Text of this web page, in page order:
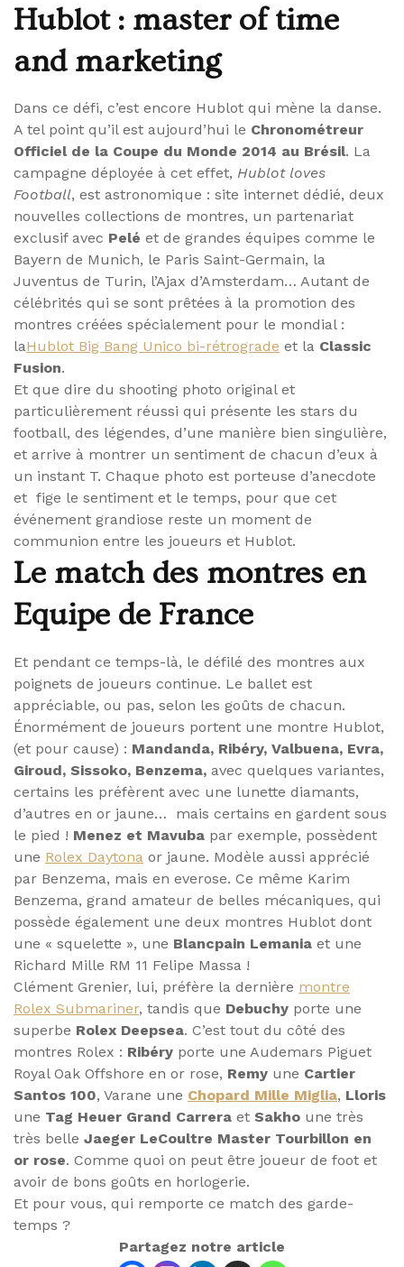
Hublot : master of time
and marketing
Dans ce défi, c’est encore Hublot qui mène la danse.
A tel point qu’il est aujourd’hui le Chronométreur
Officiel de la Coupe du Monde 2014 au Brésil. La
campagne déployée à cet effet, Hublot loves
Football, est astronomique : site internet dédié, deux
nouvelles collections de montres, un partenariat
exclusif avec Pelé et de grandes équipes comme le
Bayern de Munich, le Paris Saint-Germain, la
Juventus de Turin, l’Ajax d’Amsterdam… Autant de
célébrités qui se sont prêtées à la promotion des
montres créées spécialement pour le mondial :
laHublot Big Bang Unico bi-rétrograde et la Classic
Fusion.
Et que dire du shooting photo original et
particulièrement réussi qui présente les stars du
football, des légendes, d’une manière bien singulière,
et arrive à montrer un sentiment de chacun d’eux à
un instant T. Chaque photo est porteuse d’anecdote
et fige le sentiment et le temps, pour que cet
événement grandiose reste un moment de
communion entre les joueurs et Hublot.
Le match des montres en
Equipe de France
Et pendant ce temps-là, le défilé des montres aux
poignets de joueurs continue. Le ballet est
appréciable, ou pas, selon les goûts de chacun.
Énormément de joueurs portent une montre Hublot,
(et pour cause) : Mandanda, Ribéry, Valbuena, Evra,
Giroud, Sissoko, Benzema, avec quelques variantes,
certains les préfèrent avec une lunette diamants,
d’autres en or jaune… mais certains en gardent sous
le pied ! Menez et Mavuba par exemple, possèdent
une Rolex Daytona or jaune. Modèle aussi apprécié
par Benzema, mais en everose. Ce même Karim
Benzema, grand amateur de belles mécaniques, qui
possède également une deux montres Hublot dont
une « squelette », une Blancpain Lemania et une
Richard Mille RM 11 Felipe Massa !
Clément Grenier, lui, préfère la dernière montre
Rolex Submariner, tandis que Debuchy porte une
superbe Rolex Deepsea. C’est tout du côté des
montres Rolex : Ribéry porte une Audemars Piguet
Royal Oak Offshore en or rose, Remy une Cartier
Santos 100, Varane une Chopard Mille Miglia, Lloris
une Tag Heuer Grand Carrera et Sakho une très
très belle Jaeger LeCoultre Master Tourbillon en
or rose. Comme quoi on peut être joueur de foot et
avoir de bons goûts en horlogerie.
Et pour vous, qui remporte ce match des garde-
temps ?
Partagez notre article